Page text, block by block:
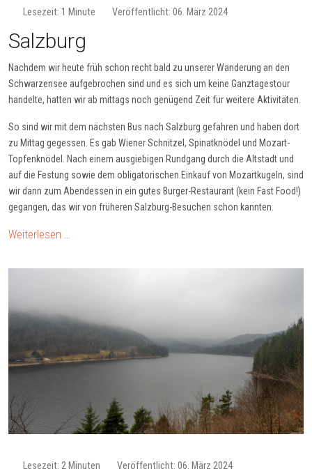
Lesezeit: 1 Minute Veröffentlicht: 06. März 2024
Salzburg
Nachdem wir heute früh schon recht bald zu unserer Wanderung an den
Schwarzensee aufgebrochen sind und es sich um keine Ganztagestour
handelte, hatten wir ab mittags noch genügend Zeit für weitere Aktivitäten.
So sind wir mit dem nächsten Bus nach Salzburg gefahren und haben dort
zu Mittag gegessen. Es gab Wiener Schnitzel, Spinatknödel und Mozart-
Topfenknödel. Nach einem ausgiebigen Rundgang durch die Altstadt und
auf die Festung sowie dem obligatorischen Einkauf von Mozartkugeln, sind
wir dann zum Abendessen in ein gutes Burger-Restaurant (kein Fast Food!)
gegangen, das wir von früheren Salzburg-Besuchen schon kannten.
Weiterlesen …
Lesezeit: 2 Minuten Veröffentlicht: 06. März 2024